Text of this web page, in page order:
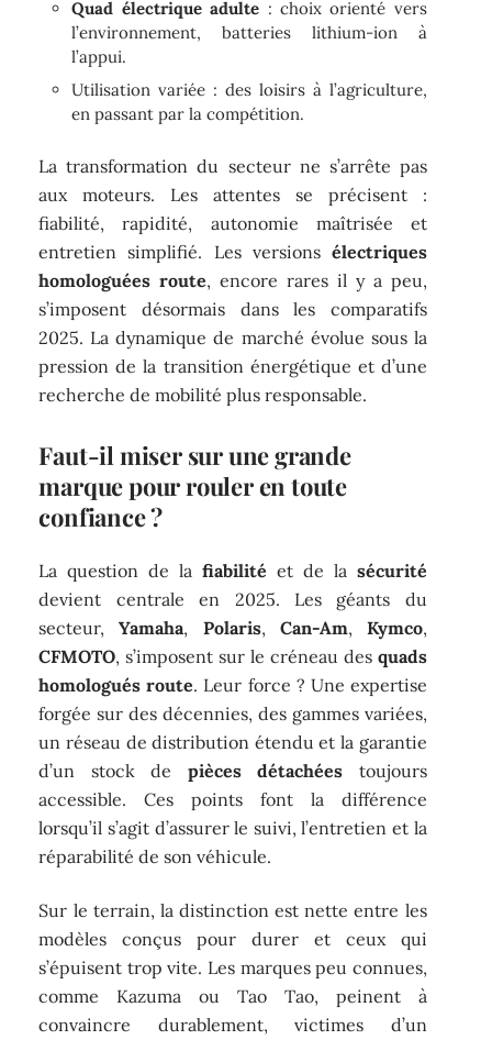
Quad électrique adulte : choix orienté vers
l’environnement, batteries lithium-ion à
l’appui.
Utilisation variée : des loisirs à l’agriculture,
en passant par la compétition.
La transformation du secteur ne s’arrête pas
aux moteurs. Les attentes se précisent :
fiabilité, rapidité, autonomie maîtrisée et
entretien simplifié. Les versions électriques
homologuées route, encore rares il y a peu,
s’imposent désormais dans les comparatifs
2025. La dynamique de marché évolue sous la
pression de la transition énergétique et d’une
recherche de mobilité plus responsable.
Faut-il miser sur une grande
marque pour rouler en toute
confiance ?
La question de la fiabilité et de la sécurité
devient centrale en 2025. Les géants du
secteur,Yamaha, Polaris, Can-Am, Kymco,
CFMOTO, s’imposent sur le créneau des quads
homologués route. Leur force ? Une expertise
forgée sur des décennies, des gammes variées,
un réseau de distribution étendu et la garantie
d’un stock de pièces détachées toujours
accessible. Ces points font la différence
lorsqu’il s’agit d’assurer le suivi, l’entretien et la
réparabilité de son véhicule.
Sur le terrain, la distinction est nette entre les
modèles conçus pour durer et ceux qui
s’épuisent trop vite. Les marques peu connues,
comme Kazuma ou Tao Tao, peinent à
convaincre durablement, victimes d’un